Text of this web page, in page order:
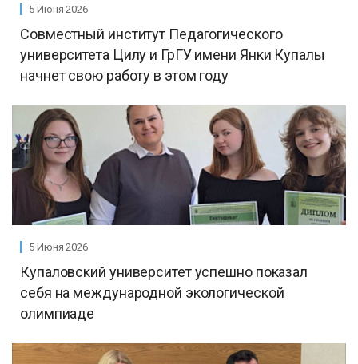
5 Июня 2026
Совместный институт Педагогического
университета Цилу и ГрГУ имени Янки Купалы
начнет свою работу в этом году
5 Июня 2026
Купаловский университет успешно показал
себя на международной экологической
олимпиаде